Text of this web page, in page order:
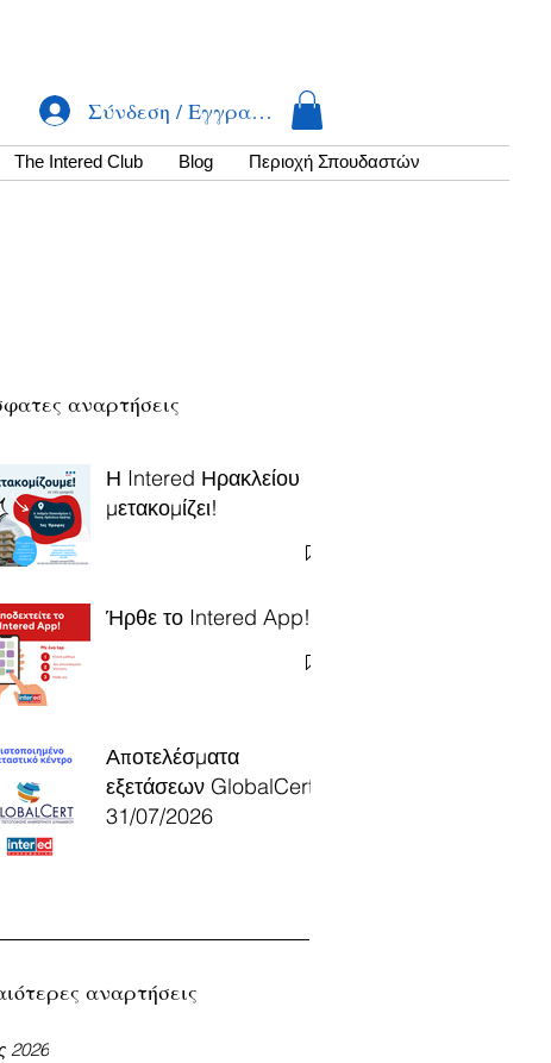
Σύνδεση / Εγγραφή
The Intered Club Βlog Περιοχή Σπουδαστών
αναρτήσεις
Η Intered Ηρακλείου
μετακομίζει!
Ήρθε το Intered App!
Αποτελέσματα
εξετάσεων GlobalCert
31/07/2026
αναρτήσεις
2026